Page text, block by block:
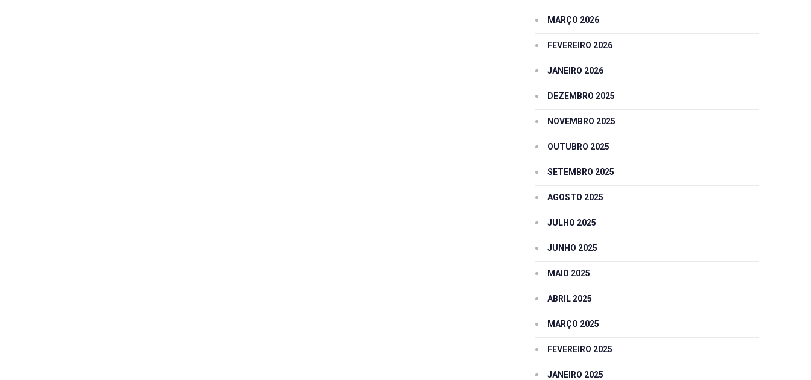
MARÇO 2026
FEVEREIRO 2026
JANEIRO 2026
DEZEMBRO 2025
NOVEMBRO 2025
OUTUBRO 2025
SETEMBRO 2025
AGOSTO 2025
JULHO 2025
JUNHO 2025
MAIO 2025
ABRIL 2025
MARÇO 2025
FEVEREIRO 2025
JANEIRO 2025